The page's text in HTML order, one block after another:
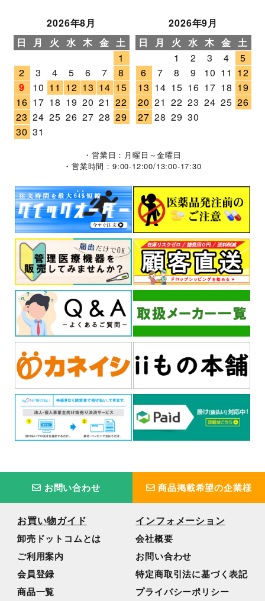
2026年8月
日
月 火 水 木 金 土
1
2
3 4 5 6 7
8
9
10 11 12 13 14 15
16 17 18 19 20 21 22
23 24 25 26 27 28 29
30 31
2026年9月
日
月 火 水 木 金 土
1
2 3 4
5
6
7 8 9 10 11 12
13 14 15 16 17 18 19
20 21 22 23 24 25 26
27 28 29 30
・営業日：月曜日～金曜日
・営業時間：9:00-12:00/13:00-17:30
お問い合わせ 商品掲載希望の企業様
お買い物ガイド
卸売ドットコムとは
ご利用案内
会員登録
商品一覧
インフォメーション
会社概要
お問い合わせ
特定商取引法に基づく表記
プライバシーポリシー